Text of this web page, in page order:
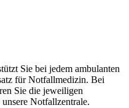
Sie bei jedem ambulanten
für Notfallmedizin. Bei
Sie die jeweiligen
Notfallzentrale.